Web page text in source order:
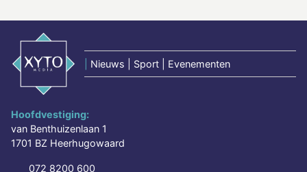
Nieuws | Sport | Evenementen
Hoofdvestiging:
van Benthuizenlaan 1
1701 BZ Heerhugowaard
072 8200 600